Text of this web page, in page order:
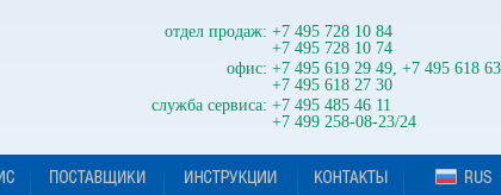
отдел продаж: +7 495 728 10 84
+7 495 728 10 74
офис: +7 495 619 29 49, +7 495 618
+7 495 618 27 30
служба сервиса: +7 495 485 46 11
+7 499 258-08-23/24